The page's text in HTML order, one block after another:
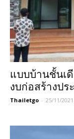
แบบบ้านชั้นเ
งบก่อสร้างปร
Thailetgo - 25/11/2021